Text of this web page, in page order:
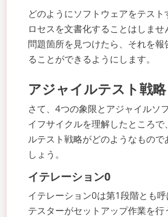
どのようにソフトウェアをテス
ロセスを文書化することはしま
問題箇所を見つけたら、それを報
ることができるようにします。
アジャイルテスト戦略
さて、4つの象限とアジャイルソ
イフサイクルを理解したところで
ルテスト戦略がどのようなもので
しょう。
イテレーション0
イテレーション0は第1段階とも
テスターがセットアップ作業を行